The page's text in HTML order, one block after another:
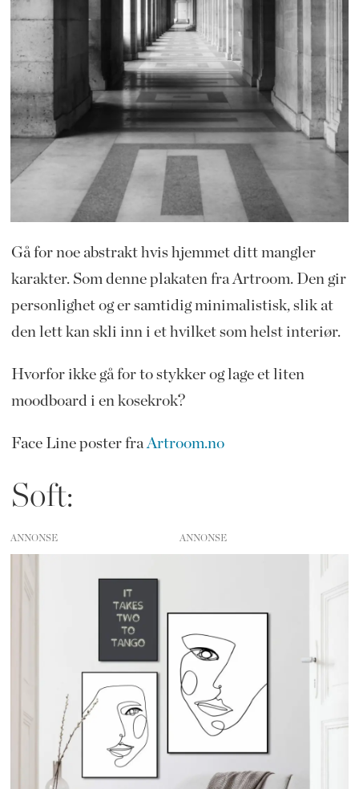
Gå for noe abstrakt hvis hjemmet ditt mangler
karakter. Som denne plakaten fra Artroom. Den gir
personlighet og er samtidig minimalistisk, slik at
den lett kan skli inn i et hvilket som helst interiør.
Hvorfor ikke gå for to stykker og lage et liten
moodboard i en kosekrok?
Face Line poster fra Artroom.no
Soft:
ANNONSE